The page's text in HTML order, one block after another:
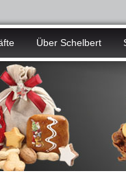
Über Schelbert